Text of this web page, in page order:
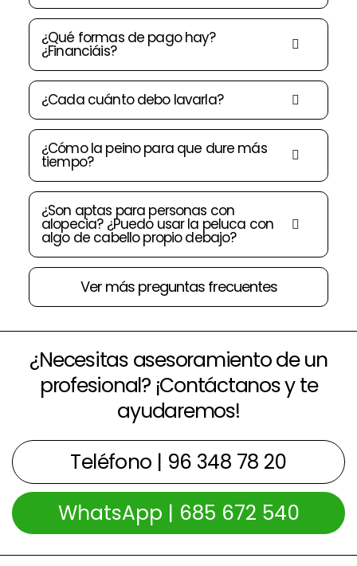
¿Qué formas de pago hay?
¿Financiáis?
¿Cada cuánto debo lavarla?
¿Cómo la peino para que dure más
tiempo?
¿Son aptas para personas con
alopecia? ¿Puedo usar la peluca con
algo de cabello propio debajo?
Ver más preguntas frecuentes
¿Necesitas asesoramiento de un
profesional? ¡Contáctanos y te
ayudaremos!
Teléfono | 96 348 78 20
WhatsApp | 685 672 540